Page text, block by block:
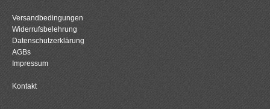
Versandbedingungen
Widerrufsbelehrung
Datenschutzerklärung
AGBs
Impressum
Kontakt